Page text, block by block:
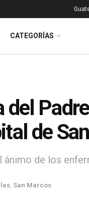
CATEGORÍAS
de
de los
San Marcos